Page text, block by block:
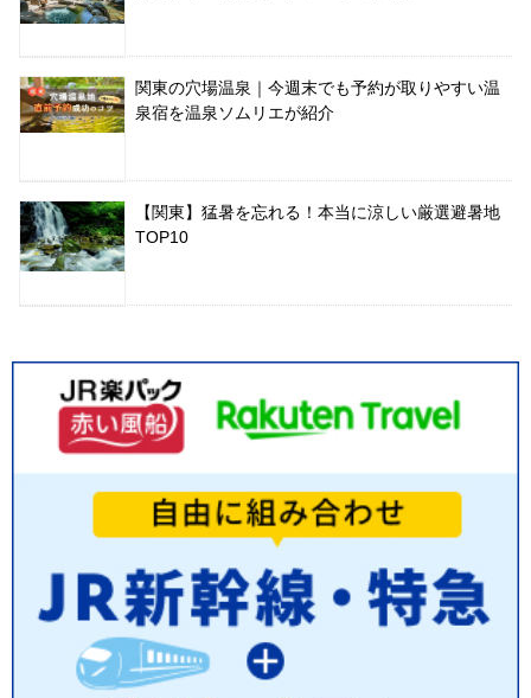
関東の穴場温泉｜今週末でも予約が取りやすい温
泉宿を温泉ソムリエが紹介
【関東】猛暑を忘れる！本当に涼しい厳選避暑地
TOP10